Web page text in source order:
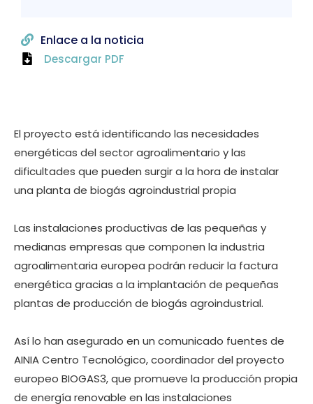
El proyecto está identificando las necesidades
energéticas del sector agroalimentario y las
dificultades que pueden surgir a la hora de instalar
una planta de biogás agroindustrial propia
Las instalaciones productivas de las pequeñas y
medianas empresas que componen la industria
agroalimentaria europea podrán reducir la factura
energética gracias a la implantación de pequeñas
plantas de producción de biogás agroindustrial.
Así lo han asegurado en un comunicado fuentes de
AINIA Centro Tecnológico, coordinador del proyecto
europeo BIOGAS3, que promueve la producción propia
de energía renovable en las instalaciones
Enlace a la noticia
Descargar PDF